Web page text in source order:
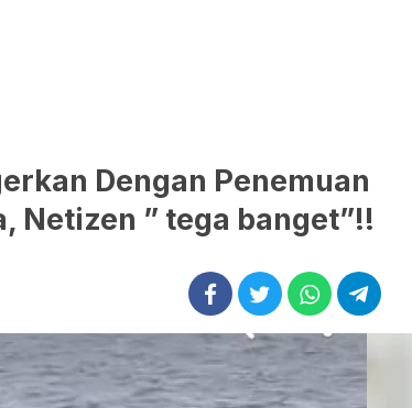
Dengan Penemuan
Netizen ” tega banget”!!